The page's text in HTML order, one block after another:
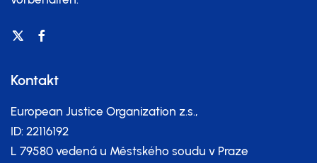
Kontakt
European Justice Organization z.s.,
ID: 22116192
L 79580 vedená u Městského soudu v Praze